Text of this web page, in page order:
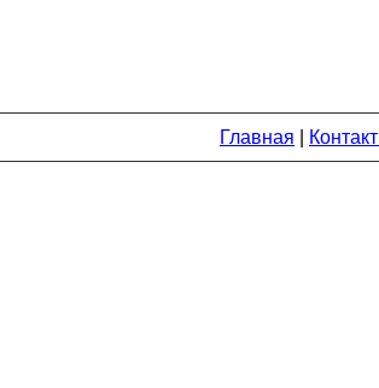
Главная